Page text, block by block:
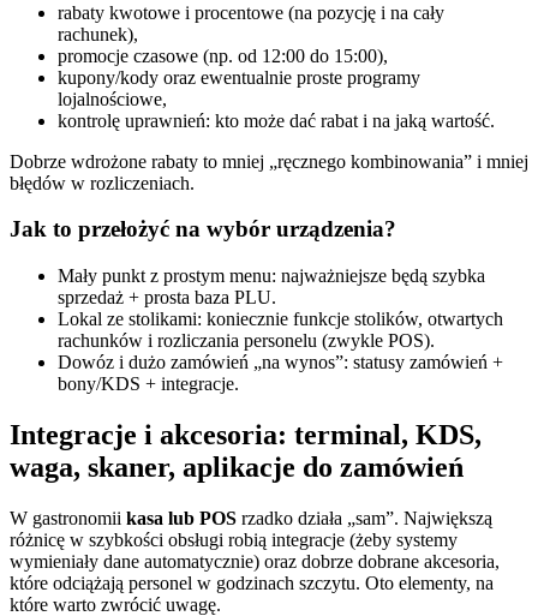
rabaty kwotowe i procentowe (na pozycję i na cały
rachunek),
promocje czasowe (np. od 12:00 do 15:00),
kupony/kody oraz ewentualnie proste programy
lojalnościowe,
kontrolę uprawnień: kto może dać rabat i na jaką wartość.
Dobrze wdrożone rabaty to mniej „ręcznego kombinowania” i mniej
błędów w rozliczeniach.
Jak to przełożyć na wybór urządzenia?
Mały punkt z prostym menu: najważniejsze będą szybka
sprzedaż + prosta baza PLU.
Lokal ze stolikami: koniecznie funkcje stolików, otwartych
rachunków i rozliczania personelu (zwykle POS).
Dowóz i dużo zamówień „na wynos”: statusy zamówień +
bony/KDS + integracje.
Integracje i akcesoria: terminal, KDS,
waga, skaner, aplikacje do zamówień
W gastronomii kasa lub POS rzadko działa „sam”. Największą
różnicę w szybkości obsługi robią integracje (żeby systemy
wymieniały dane automatycznie) oraz dobrze dobrane akcesoria,
które odciążają personel w godzinach szczytu. Oto elementy, na
które warto zwrócić uwagę.